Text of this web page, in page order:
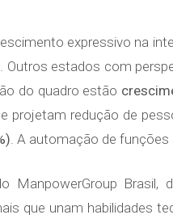
expressivo na
Outros estados com
do quadro estão
projetam redução de
. A automação de
ManpowerGroup
que unam habilidades